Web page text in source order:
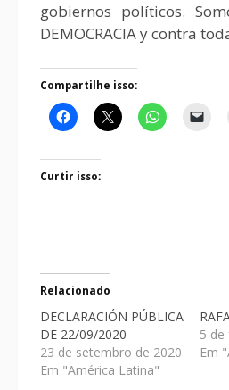
gobiernos políticos.
DEMOCRACIA y contra
Compartilhe isso:
Curtir isso:
Relacionado
DECLARACIÓN PÚBLICA
DE 22/09/2020
23 de setembro de 2020
Em "América Latina"
5 de
Em